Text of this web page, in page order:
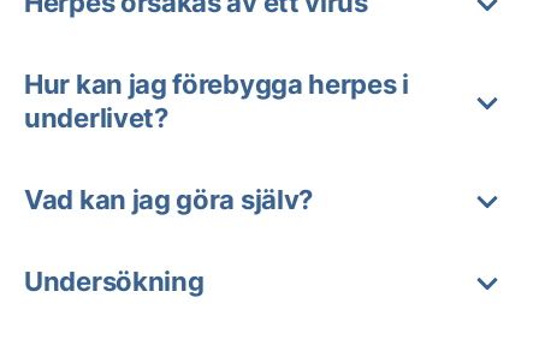
Hur kan jag förebygga herpes i
underlivet?
Vad kan jag göra själv?
Undersökning